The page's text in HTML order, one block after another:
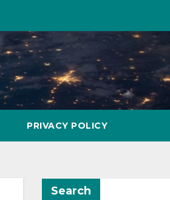
PRIVACY POLICY
Search